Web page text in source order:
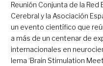
Reunión Conjunta de la
Cerebral y la Asociación
un evento científico que
a más de un centenar de
internacionales en
lema ‘Brain Stimulation